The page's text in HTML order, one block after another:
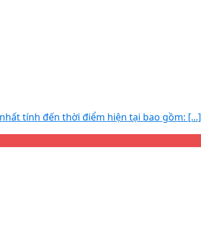
tính đến thời điểm hiện tại bao gồm: [...]